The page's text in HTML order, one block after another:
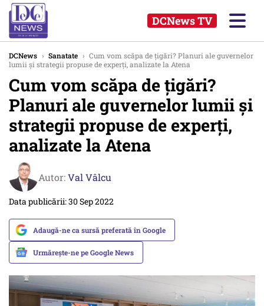
DCNews TV
DCNews › Sanatate › Cum vom scăpa de țigări? Planuri ale guvernelor
lumii și strategii propuse de experți, analizate la Atena
Cum vom scăpa de țigări?
Planuri ale guvernelor lumii și
strategii propuse de experți,
analizate la Atena
Autor:Val Vâlcu
Data publicării: 30 Sep 2022
Adaugă-ne ca sursă preferată în Google
Urmărește-ne pe Google News